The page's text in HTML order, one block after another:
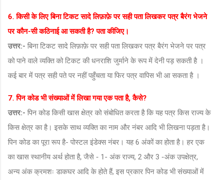
6. किसी के लिए बिना टिकट सादे लिफ़ाफ़े पर सही पता लिखकर पत्र बैरंग भेजने
पर कौन-सी कठिनाई आ सकती है? पता कीजिए।
उत्तर:- बिना टिकट सादे लिफ़ाफ़े पर सही पता लिखकर पत्र बैरंग भेजने पर पत्र
को पाने वाले व्यक्ति को टिकट की धनराशि जुर्माने के रूप में देनी पड़ सकती है ।
कई बार में पत्र सही पते पर नहीं पहुँचता या फिर पत्र वापिस भी आ सकता है ।
7. पिन कोड भी संख्याओं में लिखा गया एक पता है, कैसे?
उत्तर:- पिन कोड किसी खास क्षेत्र को संबोधित करता है कि यह पत्र किस राज्य के
किस क्षेत्र का है। इसके साथ व्यक्ति का नाम और नंबर आदि भी लिखना पड़ता है।
पिन कोड का पूरा रूप है- पोस्टल इंडेक्स नंबर। यह 6 अंकों का होता है। हर एक
का खास स्थानीय अर्थ होता है, जैसे - 1- अंक राज्य, 2 और 3 -अंक उपक्षेत्र,
अन्य अंक क्रमशः डाकघर आदि के होते हैं, इस प्रकार पिन कोड भी संख्याओं में